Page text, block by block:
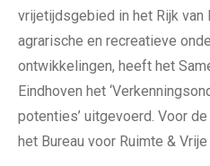
vrijetijdsgebied in het Rijk van
agrarische en recreatieve
ontwikkelingen, heeft het
Eindhoven het
potenties’ uitgevoerd. Voor
het Bureau voor Ruimte & Vrije